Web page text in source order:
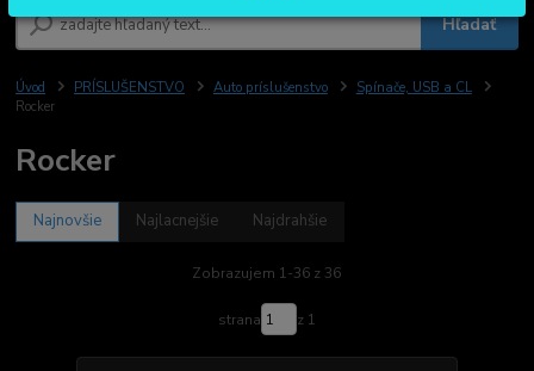
Hľadať
Úvod PRÍSLUŠENSTVO Auto príslušenstvo
Spínače, USB a CL
Rocker
Rocker
Najnovšie Najlacnejšie Najdrahšie
Zobrazujem 1-36 z 36
strana z 1